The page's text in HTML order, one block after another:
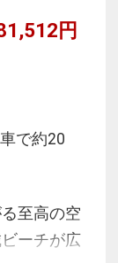
円
で約20
至高の空
ーチが広